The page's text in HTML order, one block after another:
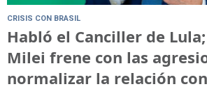
CRISIS CON BRASIL
Habló el Canciller de
Milei frene con las
normalizar la relación